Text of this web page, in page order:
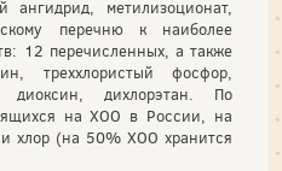
ангидрид, метилизоционат,
перечню к наиболее
12 перечисленных, а также
треххлористый фосфор,
диоксин, дихлорэтан. По
на ХОО в России, на
хлор (на 50% ХОО хранится